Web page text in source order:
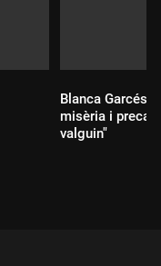
Blanca Garcés:
misèria i
valguin"